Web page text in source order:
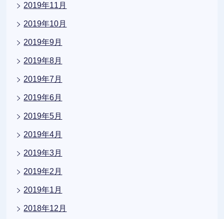
2019年11月
2019年10月
2019年9月
2019年8月
2019年7月
2019年6月
2019年5月
2019年4月
2019年3月
2019年2月
2019年1月
2018年12月